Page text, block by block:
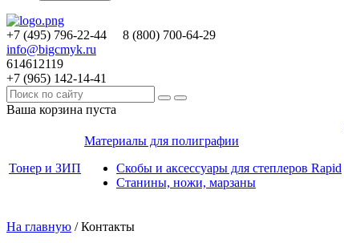
+7 (495) 796-22-44 8 (800) 700-64-29
info@bigcmyk.ru
614612119
+7 (965) 142-14-41
Ваша корзина пуста
Тонер и ЗИП
Материалы для полиграфии
Скобы и аксессуары для степлеров Rapid
Станины, ножи, марзаны
На главную /Контакты